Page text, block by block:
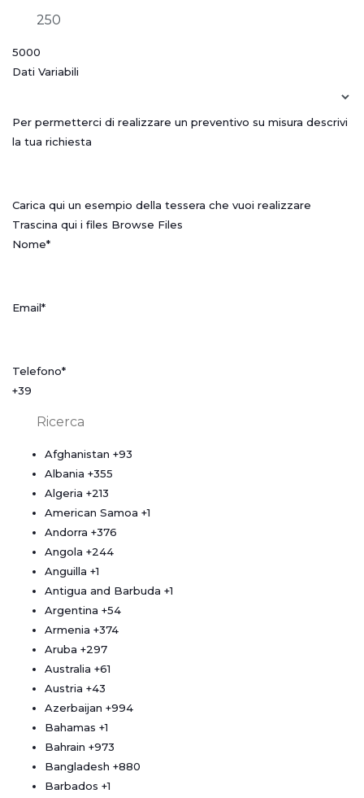
5000
Dati Variabili
Per permetterci di realizzare un preventivo su misura descrivi
la tua richiesta
Carica qui un esempio della tessera che vuoi realizzare
Trascina qui i files Browse Files
Nome*
Email*
Telefono*
+39
Afghanistan +93
Albania +355
Algeria +213
American Samoa +1
Andorra +376
Angola +244
Anguilla +1
Antigua and Barbuda +1
Argentina +54
Armenia +374
Aruba +297
Australia +61
Austria +43
Azerbaijan +994
Bahamas +1
Bahrain +973
Bangladesh +880
Barbados +1